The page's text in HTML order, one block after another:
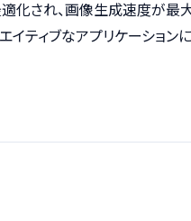
され、画像生成速度が最大
ティブなアプリケーション